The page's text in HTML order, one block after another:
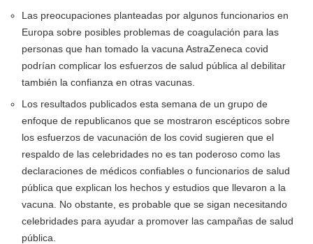
Las preocupaciones planteadas por algunos funcionarios en
Europa sobre posibles problemas de coagulación para las
personas que han tomado la vacuna AstraZeneca covid
podrían complicar los esfuerzos de salud pública al debilitar
también la confianza en otras vacunas.
Los resultados publicados esta semana de un grupo de
enfoque de republicanos que se mostraron escépticos sobre
los esfuerzos de vacunación de los covid sugieren que el
respaldo de las celebridades no es tan poderoso como las
declaraciones de médicos confiables o funcionarios de salud
pública que explican los hechos y estudios que llevaron a la
vacuna. No obstante, es probable que se sigan necesitando
celebridades para ayudar a promover las campañas de salud
pública.